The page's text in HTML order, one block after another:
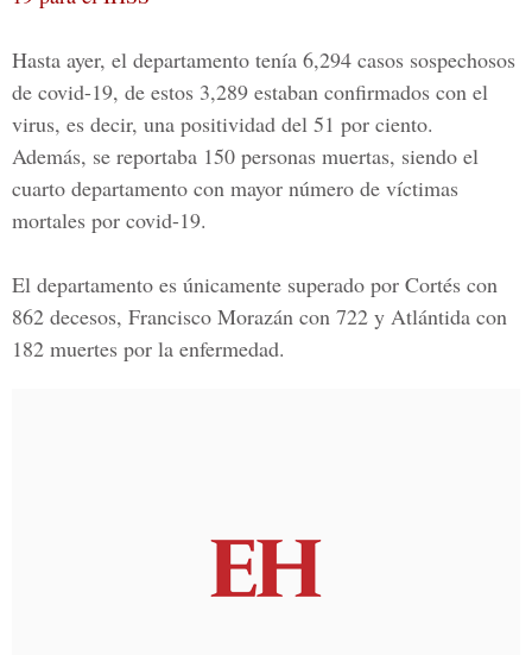
Hasta ayer, el departamento tenía 6,294 casos sospechosos
de covid-19, de estos 3,289 estaban confirmados con el
virus, es decir, una positividad del 51 por ciento.
Además, se reportaba 150 personas muertas, siendo el
cuarto departamento con mayor número de víctimas
mortales por covid-19.
El departamento es únicamente superado por Cortés con
862 decesos, Francisco Morazán con 722 y Atlántida con
182 muertes por la enfermedad.